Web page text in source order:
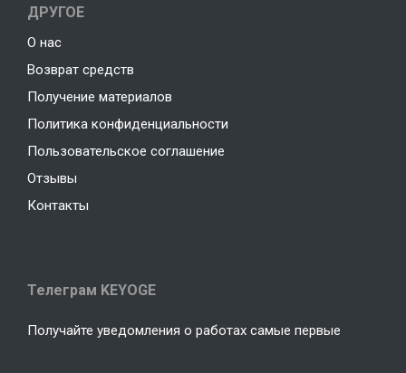
ДРУГОЕ
О нас
Возврат средств
Получение материалов
Политика конфиденциальности
Пользовательское соглашение
Отзывы
Контакты
Телеграм KEYOGE
Получайте уведомления о работах самые первые